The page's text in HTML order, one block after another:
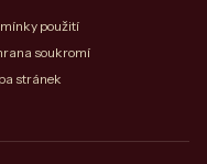
použití
soukromí
stránek